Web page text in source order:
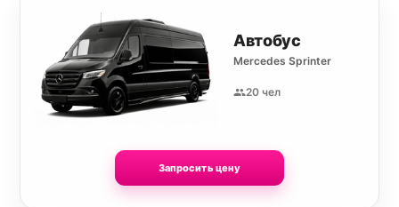
Автобус
Mercedes Sprinter
20 чел
Запросить цену